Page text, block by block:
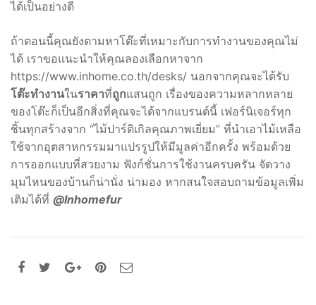
ได้เป็นอย่างดี
ถ้าตอนนี้คุณยังตามหาโต๊ะที่เหมาะกับการทำงานของคุณไม่
ได้ เราขอแนะนำให้คุณลองเลือกหาจาก
https://www.inhome.co.th/desks/ นอกจากคุณจะได้รับ
โต๊ะทำงานในราคาที่ถูกแสนถูก เรื่องของความหลากหลาย
ของโต๊ะก็เป็นอีกสิ่งที่คุณจะได้จากแบรนด์นี้ เฟอร์นิเจอร์ทุก
ชิ้นทุกสร้างจาก “ไม้ปาร์ติเกิลคุณภาพเยี่ยม” ที่นำเอาไม้เหลือ
ใช้จากอุตสาหกรรมมาแปรรูปให้มีมูลค่าอีกครั้ง พร้อมด้วย
การออกแบบที่สวยงาม ฟังก์ชั่นการใช้งานครบครัน จัดวาง
มุมไหนของบ้านก็น่านั่ง น่ามอง หากสนใจสอบถามข้อมูลเพิ่ม
เติมได้ที่ @Inhomefur